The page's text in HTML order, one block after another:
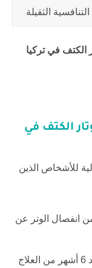
التنافسية الثقيلة
الكتف في تركيا
الكتف في
للأشخاص الذين
انفصال الوتر عن
عدم التحسن بعد 6 أشهر من العلاج